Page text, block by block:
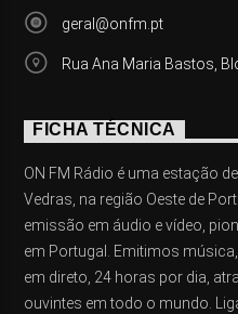
geral@onfm.pt
Rua Ana Maria Bastos,
FICHA TÉCNICA
ON FM Rádio é uma estação
Vedras, na região Oeste de
emissão em áudio e vídeo,
em Portugal. Emitimos
em direto, 24 horas por dia,
ouvintes em todo o mundo.